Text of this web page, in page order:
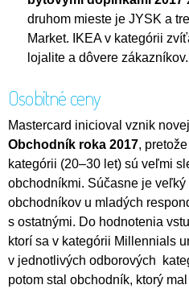
druhom mieste je JYSK a
Market. IKEA v kategórii
lojalite a dôvere zákazníkov.
Osobitné ceny
Mastercard inicioval vznik
Obchodník roka 2017,
kategórii (20–30 let) sú veľmi
obchodníkmi. Súčasne je
obchodníkov u mladých
s ostatnými. Do hodnotenia
ktorí sa v kategórii Millennials
v jednotlivých odborových
potom stal obchodník, ktorý